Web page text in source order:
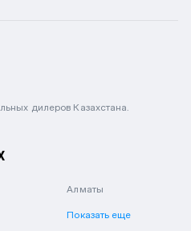
дилеров Казахстана.
Алматы
Показать еще